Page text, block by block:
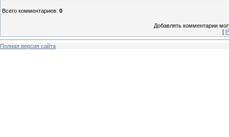
Всего комментариев: 0
Добавлять комментарии
[
Полная версия сайта